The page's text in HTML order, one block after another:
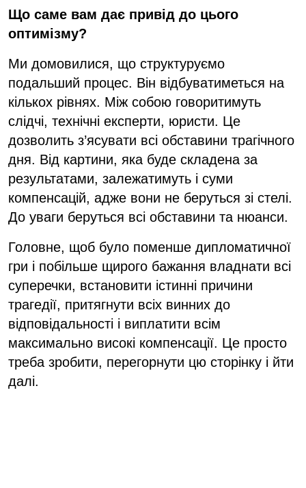
Що саме вам дає привід до цього
оптимізму?
Ми домовилися, що структуруємо
подальший процес. Він відбуватиметься на
кількох рівнях. Між собою говоритимуть
слідчі, технічні експерти, юристи. Це
дозволить з’ясувати всі обставини трагічного
дня. Від картини, яка буде складена за
результатами, залежатимуть і суми
компенсацій, адже вони не беруться зі стелі.
До уваги беруться всі обставини та нюанси.
Головне, щоб було поменше дипломатичної
гри і побільше щирого бажання владнати всі
суперечки, встановити істинні причини
трагедії, притягнути всіх винних до
відповідальності і виплатити всім
максимально високі компенсації. Це просто
треба зробити, перегорнути цю сторінку і йти
далі.